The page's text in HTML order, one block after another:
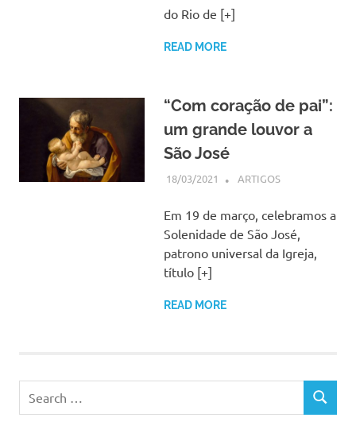
do Rio de [+]
READ MORE
“Com coração de pai”:
um grande louvor a
São José
18/03/2021 SSPS BRASIL
ARTIGOS
Em 19 de março, celebramos a
Solenidade de São José,
patrono universal da Igreja,
título [+]
READ MORE
SEARCH